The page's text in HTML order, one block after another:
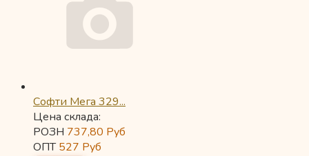
Софти Мега 329...
Цена склада:
РОЗН 737,80 Руб
ОПТ527 Руб